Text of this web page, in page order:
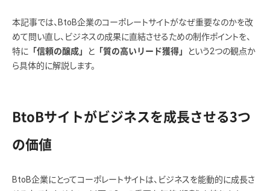
本記事では、BtoB企業のコーポレートサイトがなぜ重要なのかを改
めて問い直し、ビジネスの成果に直結させるための制作ポイントを、
特に 「信頼の醸成」 と 「質の高いリード獲得」
という2つの観点か
ら具体的に解説します。
BtoBサイトがビジネスを成長させる3つ
の価値
BtoB企業にとってコーポレートサイトは、ビジネスを能動的に成長さ